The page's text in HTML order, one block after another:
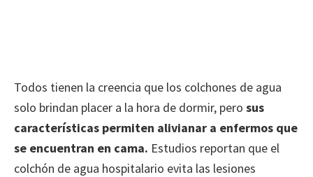
Todos tienen la creencia que los colchones de agua
solo brindan placer a la hora de dormir, pero sus
características permiten alivianar a enfermos que
se encuentran en cama. Estudios reportan que el
colchón de agua hospitalario evita las lesiones